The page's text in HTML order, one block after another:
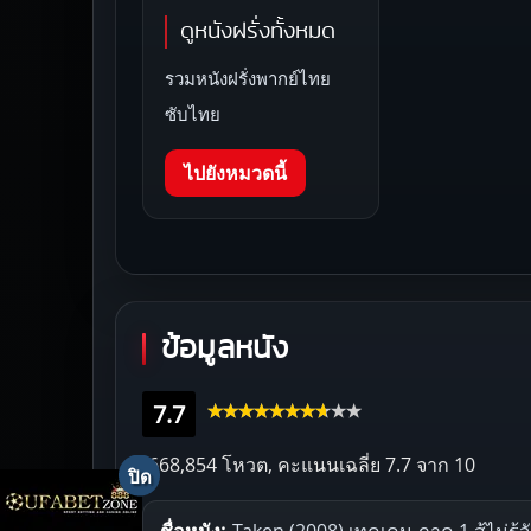
ดูหนังฝรั่งทั้งหมด
รวมหนังฝรั่งพากย์ไทย
ซับไทย
ไปยังหมวดนี้
ข้อมูลหนัง
7.7
668,854 โหวต, คะแนนเฉลี่ย 7.7 จาก 10